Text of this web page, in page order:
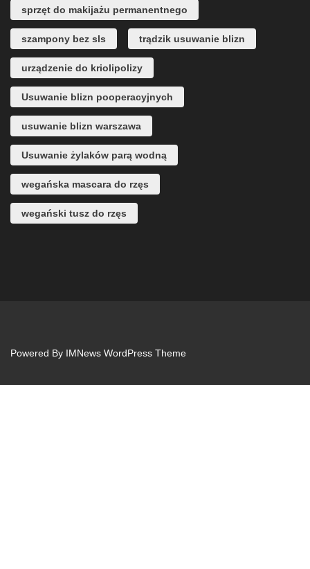
sprzęt do makijażu permanentnego
szampony bez sls trądzik usuwanie blizn
urządzenie do kriolipolizy
Usuwanie blizn pooperacyjnych
usuwanie blizn warszawa
Usuwanie żylaków parą wodną
wegańska mascara do rzęs
wegański tusz do rzęs
Powered By IMNews WordPress Theme